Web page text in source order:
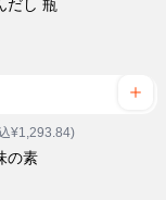
だし 瓶
¥1,293.84)
の素